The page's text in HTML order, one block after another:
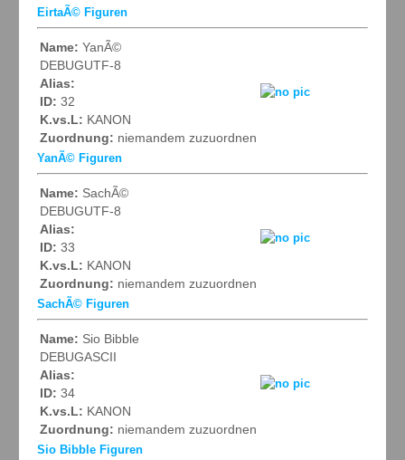
EirtaÃ© Figuren
Name: YanÃ©
DEBUGUTF-8
Alias:
ID: 32
K.vs.L: KANON
Zuordnung: niemandem zuzuordnen
YanÃ© Figuren
Name: SachÃ©
DEBUGUTF-8
Alias:
ID: 33
K.vs.L: KANON
Zuordnung: niemandem zuzuordnen
SachÃ© Figuren
Name: Sio Bibble
DEBUGASCII
Alias:
ID: 34
K.vs.L: KANON
Zuordnung: niemandem zuzuordnen
Sio Bibble Figuren